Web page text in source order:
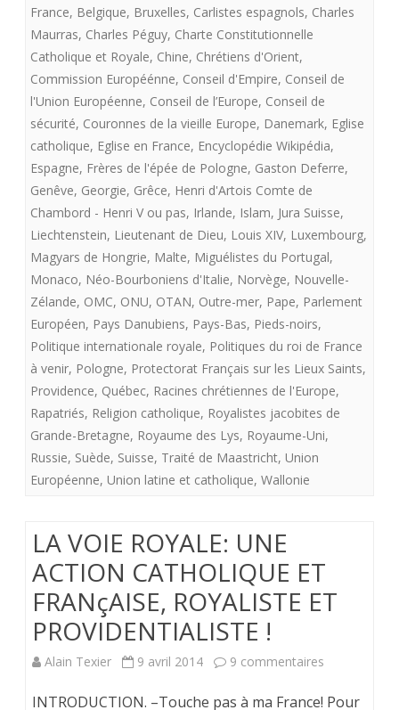
A
France, Belgique, Bruxelles, Carlistes espagnols, Charles
Maurras, Charles Péguy, Charte Constitutionnelle
Catholique et Royale, Chine, Chrétiens d'Orient,
Commission Européénne, Conseil d'Empire, Conseil de
l'Union Européenne, Conseil de l’Europe, Conseil de
sécurité, Couronnes de la vieille Europe, Danemark, Eglise
catholique, Eglise en France, Encyclopédie Wikipédia,
Espagne, Frères de l'épée de Pologne, Gaston Deferre,
Genêve, Georgie, Grêce, Henri d'Artois Comte de
Chambord - Henri V ou pas, Irlande, Islam, Jura Suisse,
Liechtenstein, Lieutenant de Dieu, Louis XIV, Luxembourg,
Magyars de Hongrie, Malte, Miguélistes du Portugal,
Monaco, Néo-Bourboniens d'Italie, Norvège, Nouvelle-
Zélande, OMC, ONU, OTAN, Outre-mer, Pape, Parlement
Européen, Pays Danubiens, Pays-Bas, Pieds-noirs,
Politique internationale royale, Politiques du roi de France
à venir, Pologne, Protectorat Français sur les Lieux Saints,
Providence, Québec, Racines chrétiennes de l'Europe,
Rapatriés, Religion catholique, Royalistes jacobites de
Grande-Bretagne, Royaume des Lys, Royaume-Uni,
Russie, Suède, Suisse, Traité de Maastricht, Union
Européenne, Union latine et catholique, Wallonie
LA VOIE ROYALE: UNE
ACTION CATHOLIQUE ET
FRANçAISE, ROYALISTE ET
PROVIDENTIALISTE !
Alain Texier 9 avril 2014 9 commentaires
INTRODUCTION. –Touche pas à ma France! Pour